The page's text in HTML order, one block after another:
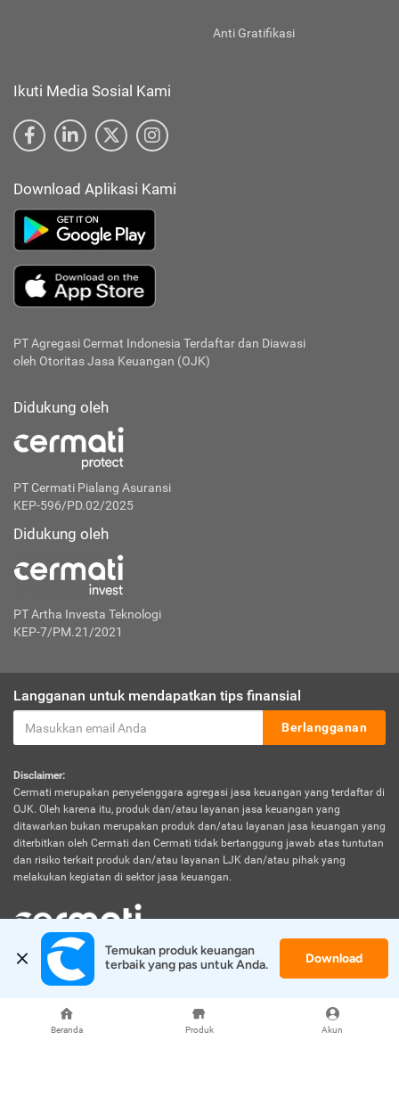
Beranda Produk Akun
Anti Gratifikasi
Ikuti Media Sosial Kami
Download Aplikasi Kami
PT Agregasi Cermat Indonesia Terdaftar dan Diawasi
oleh Otoritas Jasa Keuangan (OJK)
Didukung oleh
PT Cermati Pialang Asuransi
KEP-596/PD.02/2025
Didukung oleh
PT Artha Investa Teknologi
KEP-7/PM.21/2021
Langganan untuk mendapatkan tips finansial
Berlangganan
Disclaimer:
Cermati merupakan penyelenggara agregasi jasa keuangan yang terdaftar di
OJK. Oleh karena itu, produk dan/atau layanan jasa keuangan yang
ditawarkan bukan merupakan produk dan/atau layanan jasa keuangan yang
diterbitkan oleh Cermati dan Cermati tidak bertanggung jawab atas tuntutan
dan risiko terkait produk dan/atau layanan LJK dan/atau pihak yang
melakukan kegiatan di sektor jasa keuangan.
© 2026 Cermati. All Rights Reserved.
Temukan produk keuangan
terbaik yang pas untuk Anda.
Download